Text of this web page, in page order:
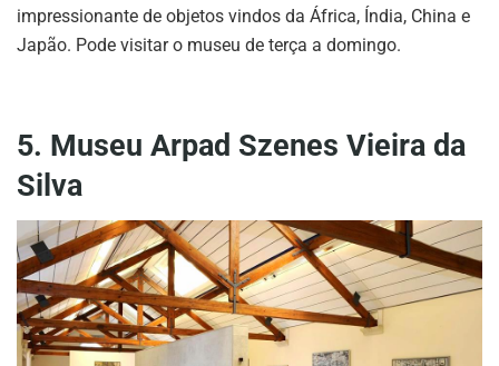
impressionante de objetos vindos da África, Índia, China e
Japão. Pode visitar o museu de terça a domingo.
5. Museu Arpad Szenes Vieira da
Silva